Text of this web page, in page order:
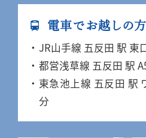
電車でお越しの方
JR山手線 五反田 駅
都営浅草線 五反田 駅
東急池上線 五反田 駅
分